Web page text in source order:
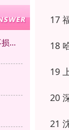
如何正确打包，确保行李在机场托运时不损坏？
17
18
19
20
21